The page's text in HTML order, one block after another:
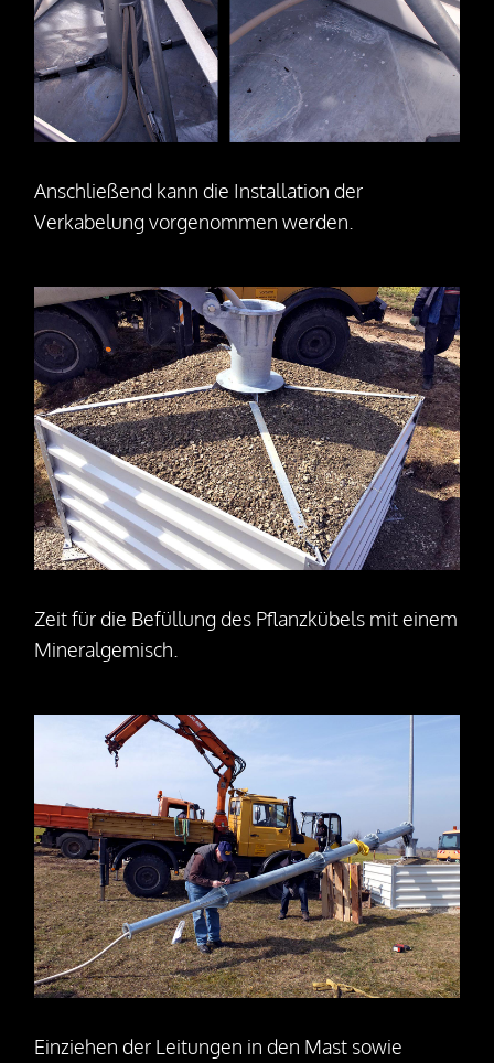
Anschließend kann die Installation der
Verkabelung vorgenommen werden.
Zeit für die Befüllung des Pflanzkübels mit einem
Mineralgemisch.
Einziehen der Leitungen in den Mast sowie